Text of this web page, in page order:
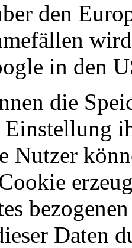
den
in den
die
Einstellung
Nutzer
Daten